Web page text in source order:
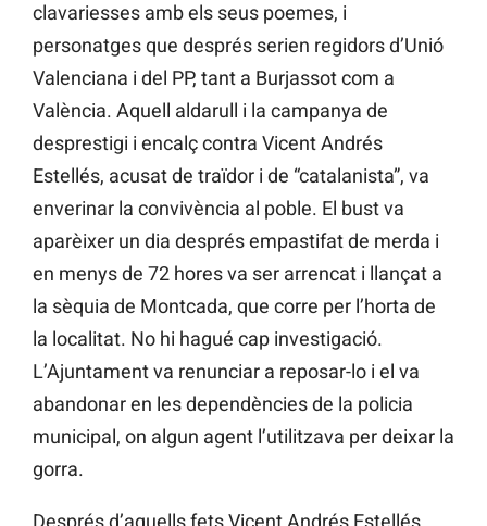
clavariesses amb els seus poemes, i
personatges que després serien regidors d’Unió
Valenciana i del PP, tant a Burjassot com a
València. Aquell aldarull i la campanya de
desprestigi i encalç contra Vicent Andrés
Estellés, acusat de traïdor i de “catalanista”, va
enverinar la convivència al poble. El bust va
aparèixer un dia després empastifat de merda i
en menys de 72 hores va ser arrencat i llançat a
la sèquia de Montcada, que corre per l’horta de
la localitat. No hi hagué cap investigació.
L’Ajuntament va renunciar a reposar-lo i el va
abandonar en les dependències de la policia
municipal, on algun agent l’utilitzava per deixar la
gorra.